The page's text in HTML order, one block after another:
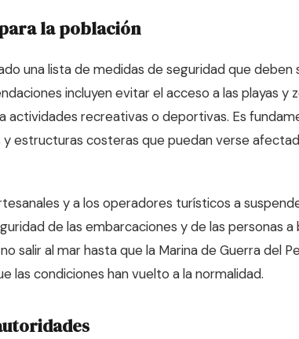
la población
una lista de medidas de seguridad que deben
incluyen evitar el acceso a las playas y
actividades recreativas o deportivas. Es
estructuras costeras que puedan verse
y a los operadores turísticos a
de las embarcaciones y de las personas a
salir al mar hasta que la Marina de Guerra del
las condiciones han vuelto a la normalidad.